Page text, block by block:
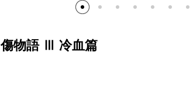
傷物語 Ⅲ 冷血篇